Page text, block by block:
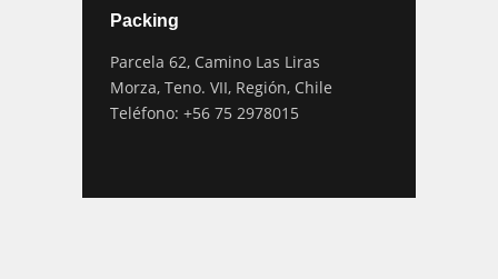
Packing
Parcela 62, Camino Las Liras
Morza, Teno. VII, Región, Chile
Teléfono: +56 75 2978015